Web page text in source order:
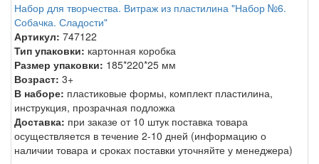
Набор для творчества. Витраж из пластилина "Набор №6.
Собачка. Сладости"
Артикул: 747122
Тип упаковки: картонная коробка
Размер упаковки: 185*220*25 мм
Возраст: 3+
В наборе: пластиковые формы, комплект пластилина,
инструкция, прозрачная подложка
Доставка: при заказе от 10 штук поставка товара
осуществляется в течение 2-10 дней (информацию о
наличии товара и сроках поставки уточняйте у менеджера)